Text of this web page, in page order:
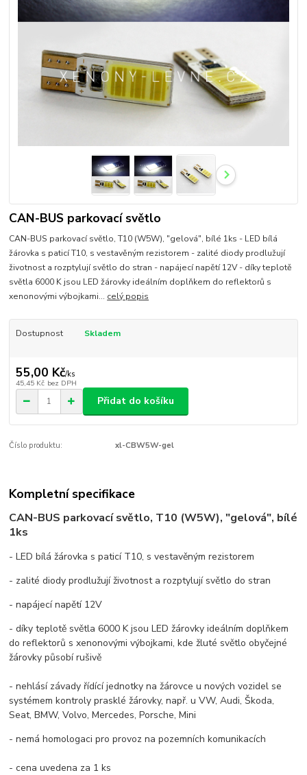
CAN-BUS parkovací světlo
CAN-BUS parkovací světlo, T10 (W5W), "gelová", bílé 1ks - LED bílá
žárovka s paticí T10, s vestavěným rezistorem - zalité diody prodlužují
životnost a rozptylují světlo do stran - napájecí napětí 12V - díky teplotě
světla 6000 K jsou LED žárovky ideálním doplňkem do reflektorů s
xenonovými výbojkami... celý popis
Dostupnost Skladem
55,00 Kč/ks
45,45 Kč bez DPH
Přidat do košíku
Číslo produktu: xl-CBW5W-gel
Kompletní specifikace
CAN-BUS parkovací světlo, T10 (W5W), "gelová", bílé
1ks
- LED bílá žárovka s paticí T10, s vestavěným rezistorem
- zalité diody prodlužují životnost a rozptylují světlo do stran
- napájecí napětí 12V
- díky teplotě světla 6000 K jsou LED žárovky ideálním doplňkem
do reflektorů s xenonovými výbojkami, kde žluté světlo obyčejné
žárovky působí rušivě
- nehlásí závady řídící jednotky na žárovce u nových vozidel se
systémem kontroly prasklé žárovky, např. u VW, Audi, Škoda,
Seat, BMW, Volvo, Mercedes, Porsche, Mini
- nemá homologaci pro provoz na pozemních komunikacích
- cena uvedena za 1 ks